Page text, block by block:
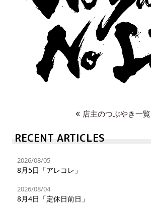
店主のつぶやき一覧
RECENT ARTICLES
2026/08/05
8月5日「アレコレ」
2026/08/04
8月4日「定休日前日」